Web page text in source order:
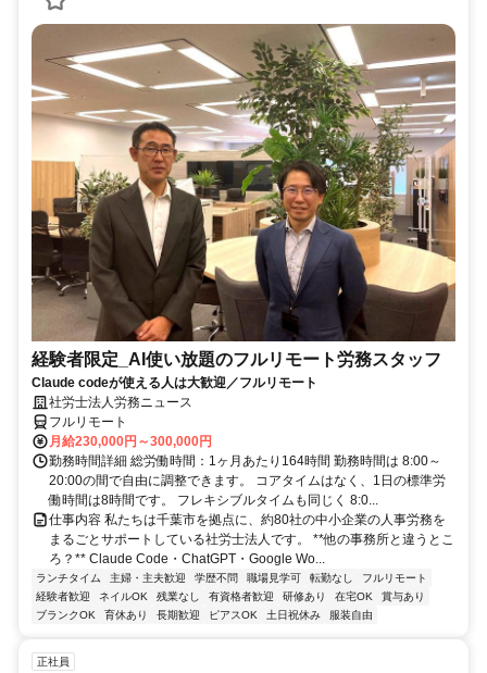
経験者限定_AI使い放題のフルリモート労務スタッフ
Claude codeが使える人は大歓迎／フルリモート
社労士法人労務ニュース
フルリモート
月給230,000円～300,000円
勤務時間詳細 総労働時間：1ヶ月あたり164時間 勤務時間は 8:00～
20:00の間で自由に調整できます。 コアタイムはなく、1日の標準労
働時間は8時間です。 フレキシブルタイムも同じく 8:0...
仕事内容 私たちは千葉市を拠点に、約80社の中小企業の人事労務を
まるごとサポートしている社労士法人です。 **他の事務所と違うとこ
ろ？** Claude Code・ChatGPT・Google Wo...
ランチタイム 主婦・主夫歓迎 学歴不問 職場見学可 転勤なし
フルリモート
経験者歓迎
ネイルOK 残業なし 有資格者歓迎 研修あり 在宅OK
賞与あり
ブランクOK
育休あり 長期歓迎 ピアスOK 土日祝休み 服装自由
正社員